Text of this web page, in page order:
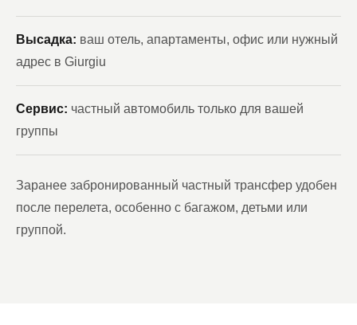
Высадка: ваш отель, апартаменты, офис или нужный
адрес в Giurgiu
Сервис: частный автомобиль только для вашей
группы
Заранее забронированный частный трансфер удобен
после перелета, особенно с багажом, детьми или
группой.